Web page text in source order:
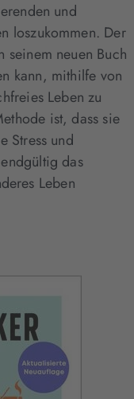
und
loszukommen. Der
seinem neuen Buch
kann, mithilfe von
Leben zu
ist, dass sie
Stress und
das
Leben